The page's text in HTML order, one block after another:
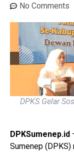
No Comments
DPKS Gelar
DPKSumenep.id
Sumenep